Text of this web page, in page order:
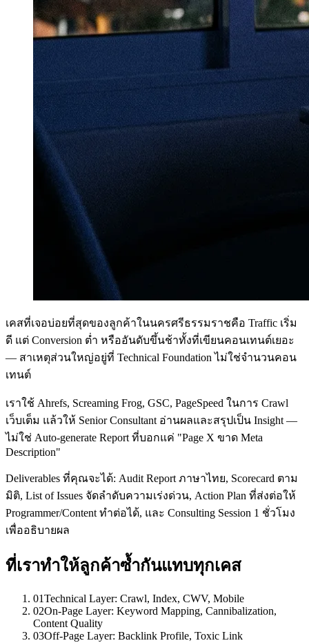
เคสที่เจอบ่อยที่สุดของลูกค้าในนครศรีธรรมราชคือ Traffic เริ่ม
ดี แต่ Conversion ต่ำ หรืออันดับขึ้นช้าทั้งที่เขียนคอนเทนต์เยอะ
— สาเหตุส่วนใหญ่อยู่ที่ Technical Foundation ไม่ใช่จำนวนคอน
เทนต์
เราใช้ Ahrefs, Screaming Frog, GSC, PageSpeed ในการ Crawl
เว็บเต็ม แล้วให้ Senior Consultant อ่านผลและสรุปเป็น Insight —
ไม่ใช่ Auto-generate Report ที่บอกแค่ "Page X ขาด Meta
Description"
Deliverables ที่คุณจะได้: Audit Report ภาษาไทย, Scorecard ตาม
มิติ, List of Issues จัดลำดับความเร่งด่วน, Action Plan ที่ส่งต่อให้
Programmer/Content ทำต่อได้, และ Consulting Session 1 ชั่วโมง
เพื่ออธิบายผล
ที่เราทำให้ลูกค้าซ้ำกันแทบทุกเคส
01Technical Layer: Crawl, Index, CWV, Mobile
02On-Page Layer: Keyword Mapping, Cannibalization,
Content Quality
03Off-Page Layer: Backlink Profile, Toxic Link